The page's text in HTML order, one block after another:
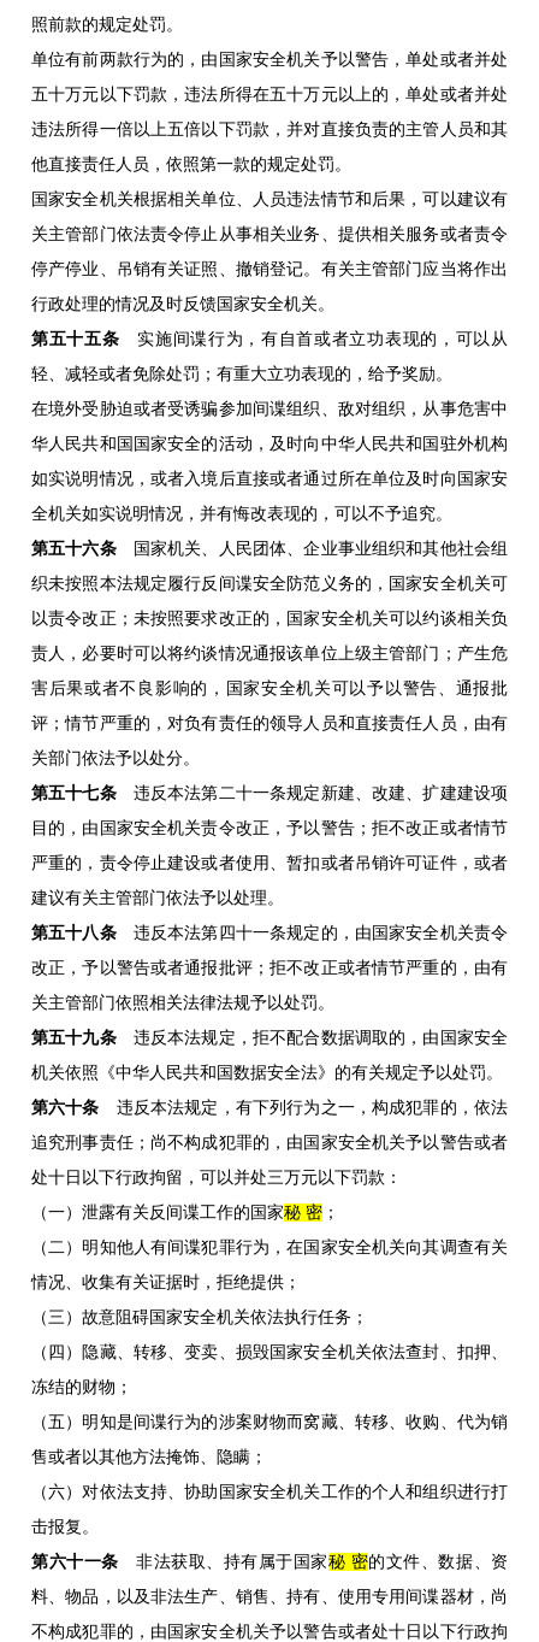
照前款的规定处罚。
单位有前两款行为的，由国家安全机关予以警告，单处或者并处
五十万元以下罚款，违法所得在五十万元以上的，单处或者并处
违法所得一倍以上五倍以下罚款，并对直接负责的主管人员和其
他直接责任人员，依照第一款的规定处罚。
国家安全机关根据相关单位、人员违法情节和后果，可以建议有
关主管部门依法责令停止从事相关业务、提供相关服务或者责令
停产停业、吊销有关证照、撤销登记。有关主管部门应当将作出
行政处理的情况及时反馈国家安全机关。
第五十五条实施间谍行为，有自首或者立功表现的，可以从
轻、减轻或者免除处罚；有重大立功表现的，给予奖励。
在境外受胁迫或者受诱骗参加间谍组织、敌对组织，从事危害中
华人民共和国国家安全的活动，及时向中华人民共和国驻外机构
如实说明情况，或者入境后直接或者通过所在单位及时向国家安
全机关如实说明情况，并有悔改表现的，可以不予追究。
第五十六条国家机关、人民团体、企业事业组织和其他社会组
织未按照本法规定履行反间谍安全防范义务的，国家安全机关可
以责令改正；未按照要求改正的，国家安全机关可以约谈相关负
责人，必要时可以将约谈情况通报该单位上级主管部门；产生危
害后果或者不良影响的，国家安全机关可以予以警告、通报批
评；情节严重的，对负有责任的领导人员和直接责任人员，由有
关部门依法予以处分。
第五十七条违反本法第二十一条规定新建、改建、扩建建设项
目的，由国家安全机关责令改正，予以警告；拒不改正或者情节
严重的，责令停止建设或者使用、暂扣或者吊销许可证件，或者
建议有关主管部门依法予以处理。
第五十八条违反本法第四十一条规定的，由国家安全机关责令
改正，予以警告或者通报批评；拒不改正或者情节严重的，由有
关主管部门依照相关法律法规予以处罚。
第五十九条违反本法规定，拒不配合数据调取的，由国家安全
机关依照《中华人民共和国数据安全法》的有关规定予以处罚。
第六十条 违反本法规定，有下列行为之一，构成犯罪的，依法
追究刑事责任；尚不构成犯罪的，由国家安全机关予以警告或者
处十日以下行政拘留，可以并处三万元以下罚款：
（一）泄露有关反间谍工作的国家秘 密 ；
（二）明知他人有间谍犯罪行为，在国家安全机关向其调查有关
情况、收集有关证据时，拒绝提供；
（三）故意阻碍国家安全机关依法执行任务；
（四）隐藏、转移、变卖、损毁国家安全机关依法查封、扣押、
冻结的财物；
（五）明知是间谍行为的涉案财物而窝藏、转移、收购、代为销
售或者以其他方法掩饰、隐瞒；
（六）对依法支持、协助国家安全机关工作的个人和组织进行打
击报复。
第六十一条 非法获取、持有属于国家秘 密的文件、数据、资
料、物品，以及非法生产、销售、持有、使用专用间谍器材，尚
不构成犯罪的，由国家安全机关予以警告或者处十日以下行政拘